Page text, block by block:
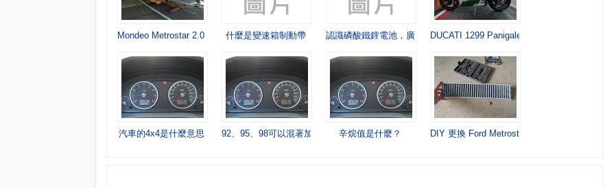
Mondeo Metrostar 2.0 變速箱離合器制動帶斷裂，無法R檔倒車，維修完成
什麼是變速箱制動帶 認識磷酸鐵鋰電池，廣泛用在電動車的電池DUCATI 1299 Panigale R Final Edition 最終版本
汽車的4x4是什麼意思 92、95、98可以混著加嗎？ 辛烷值是什麼？ DIY 更換 Ford Metrostar 冷氣濾網